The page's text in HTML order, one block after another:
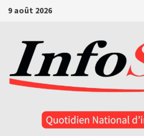
Passer
contenu
9 août 2026